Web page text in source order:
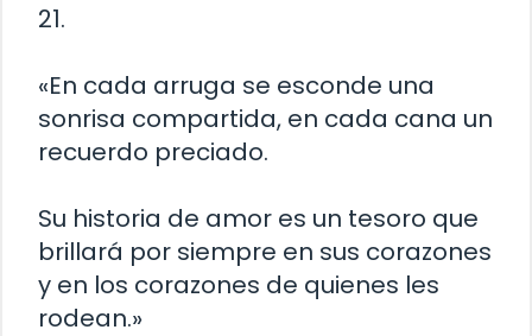
21.
«En cada arruga se esconde una
sonrisa compartida, en cada cana un
recuerdo preciado.
Su historia de amor es un tesoro que
brillará por siempre en sus corazones
y en los corazones de quienes les
rodean.»